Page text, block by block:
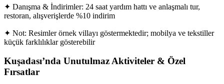
✦ Danışma & İndirimler: 24 saat yardım hattı ve anlaşmalı tur,
restoran, alışverişlerde %10 indirim
✦ Not: Resimler örnek villayı göstermektedir; mobilya ve tekstiller
küçük farklılıklar gösterebilir
Kuşadası’nda Unutulmaz Aktiviteler & Özel
Fırsatlar